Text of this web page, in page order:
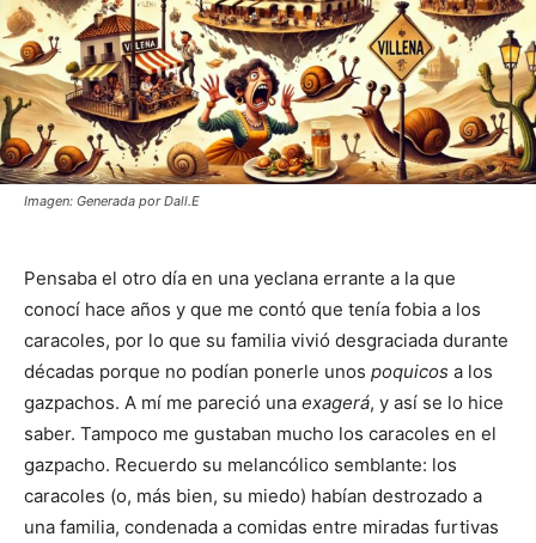
Imagen: Generada por Dall.E
Pensaba el otro día en una yeclana errante a la que
conocí hace años y que me contó que tenía fobia a los
caracoles, por lo que su familia vivió desgraciada durante
décadas porque no podían ponerle unos poquicos a los
gazpachos. A mí me pareció una exagerá, y así se lo hice
saber. Tampoco me gustaban mucho los caracoles en el
gazpacho. Recuerdo su melancólico semblante: los
caracoles (o, más bien, su miedo) habían destrozado a
una familia, condenada a comidas entre miradas furtivas